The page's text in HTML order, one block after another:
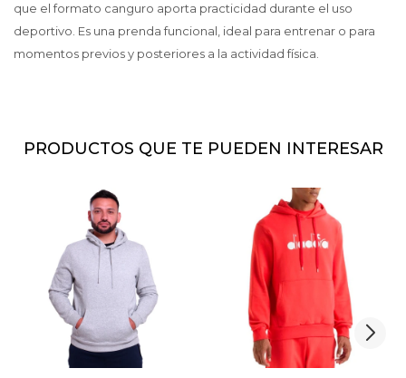
que el formato canguro aporta practicidad durante el uso
deportivo. Es una prenda funcional, ideal para entrenar o para
momentos previos y posteriores a la actividad física.
PRODUCTOS QUE TE PUEDEN INTERESAR